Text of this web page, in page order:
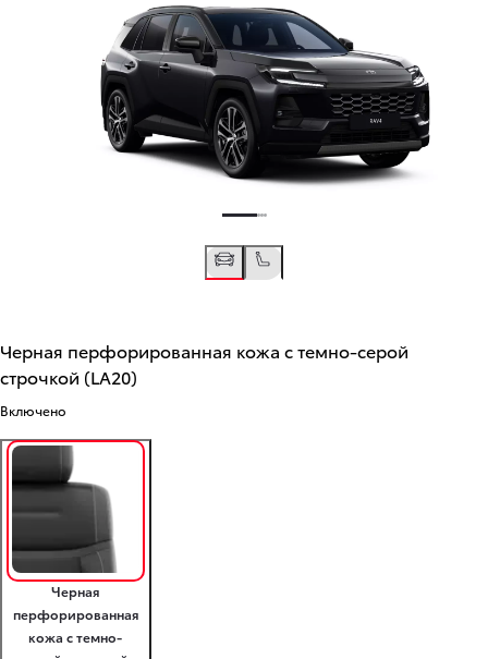
Черная перфорированная кожа с темно-серой
строчкой (LA20)
Включено
Черная
перфорированная
кожа с темно-